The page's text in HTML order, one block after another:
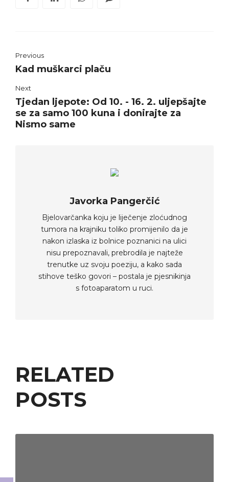
Previous
Kad muškarci plaču
Next
Tjedan ljepote: Od 10. - 16. 2. uljepšajte
se za samo 100 kuna i donirajte za
Nismo same
Javorka Pangerčić
Bjelovarčanka koju je liječenje zloćudnog
tumora na krajniku toliko promijenilo da je
nakon izlaska iz bolnice poznanici na ulici
nisu prepoznavali, prebrodila je najteže
trenutke uz svoju poeziju, a kako sada
stihove teško govori – postala je pjesnikinja
s fotoaparatom u ruci.
RELATED
POSTS